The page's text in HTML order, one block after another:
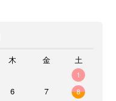
木 金 土
1
6 7
8